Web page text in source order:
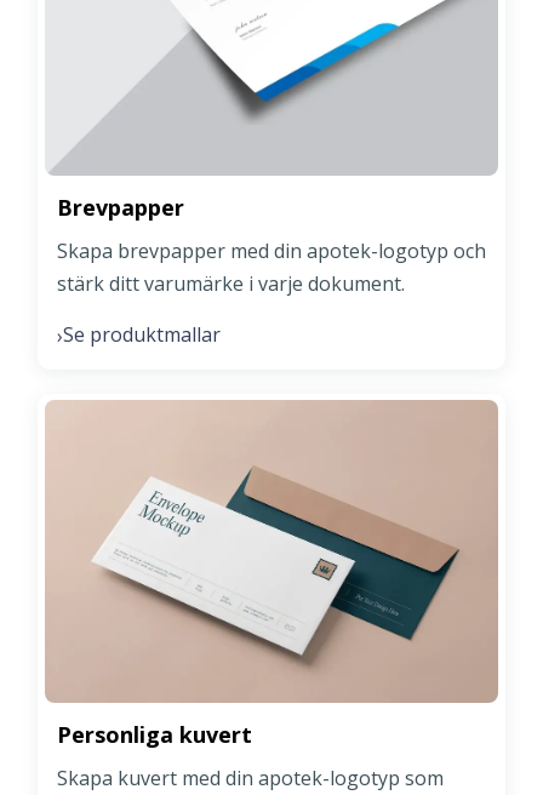
Brevpapper
Skapa brevpapper med din apotek-logotyp och
stärk ditt varumärke i varje dokument.
›Se produktmallar
Personliga kuvert
Skapa kuvert med din apotek-logotyp som